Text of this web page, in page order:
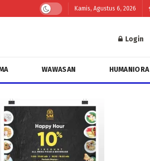
Kamis, Agustus 6, 2026
Login
WAWASAN HUMANIORA